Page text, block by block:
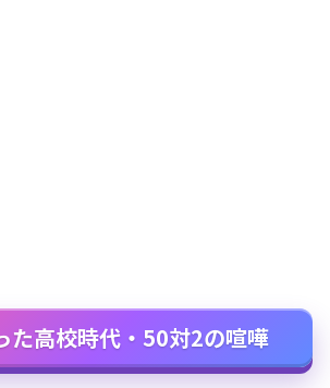
た高校時代・50対2の喧嘩